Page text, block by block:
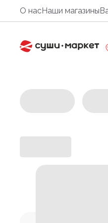
О насНаши магазины